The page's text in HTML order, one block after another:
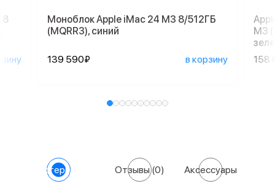
Моноблок Apple iMac 24 M3 8/512ГБ
(MQRR3), синий
139 590₽ в корзину
M3
158
Характеристики Отзывы(0) Аксессуары